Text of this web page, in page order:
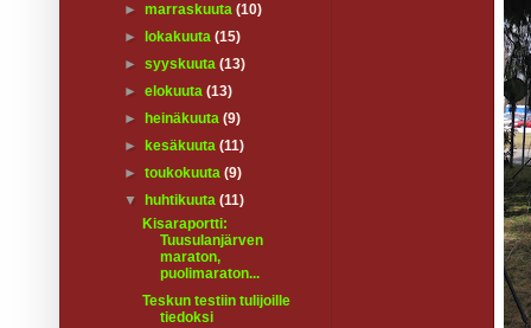
►marraskuuta(10)
►
lokakuuta(15)
►syyskuuta(13)
►elokuuta(13)
►
heinäkuuta(9)
►
kesäkuuta(11)
►toukokuuta(9)
▼
huhtikuuta(11)
Kisaraportti:
Tuusulanjärven
maraton,
puolimaraton...
Teskun testiin tulijoille
tiedoksi